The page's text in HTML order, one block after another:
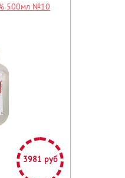
500мл №10
3981 руб